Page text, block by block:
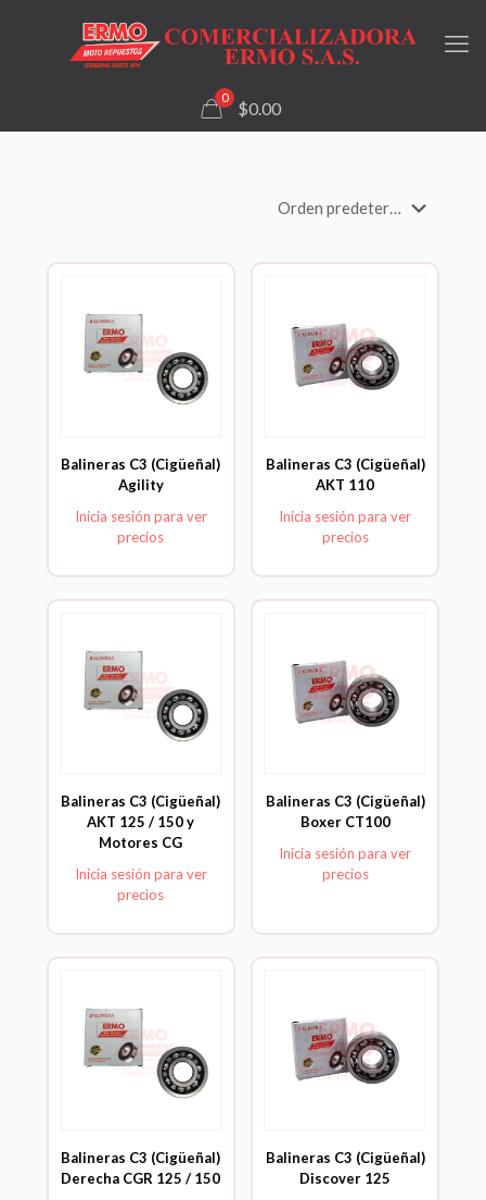
0
$0.00
Balineras C3 (Cigüeñal)
Agility
Inicia sesión para ver
precios
Balineras C3 (Cigüeñal)
AKT 110
Inicia sesión para ver
precios
Balineras C3 (Cigüeñal)
AKT 125 / 150 y
Motores CG
Inicia sesión para ver
precios
Balineras C3 (Cigüeñal)
Boxer CT100
Inicia sesión para ver
precios
Balineras C3 (Cigüeñal)
Derecha CGR 125 / 150
Balineras C3 (Cigüeñal)
Discover 125